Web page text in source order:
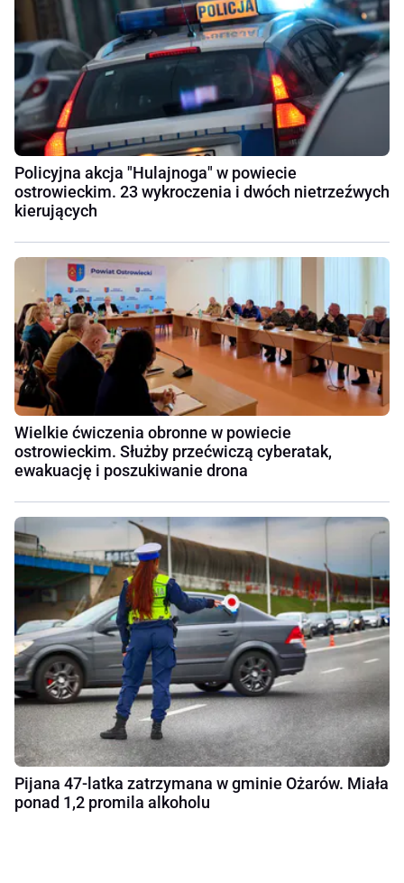
Policyjna akcja "Hulajnoga" w powiecie
ostrowieckim. 23 wykroczenia i dwóch nietrzeźwych
kierujących
Wielkie ćwiczenia obronne w powiecie
ostrowieckim. Służby przećwiczą cyberatak,
ewakuację i poszukiwanie drona
Pijana 47-latka zatrzymana w gminie Ożarów. Miała
ponad 1,2 promila alkoholu